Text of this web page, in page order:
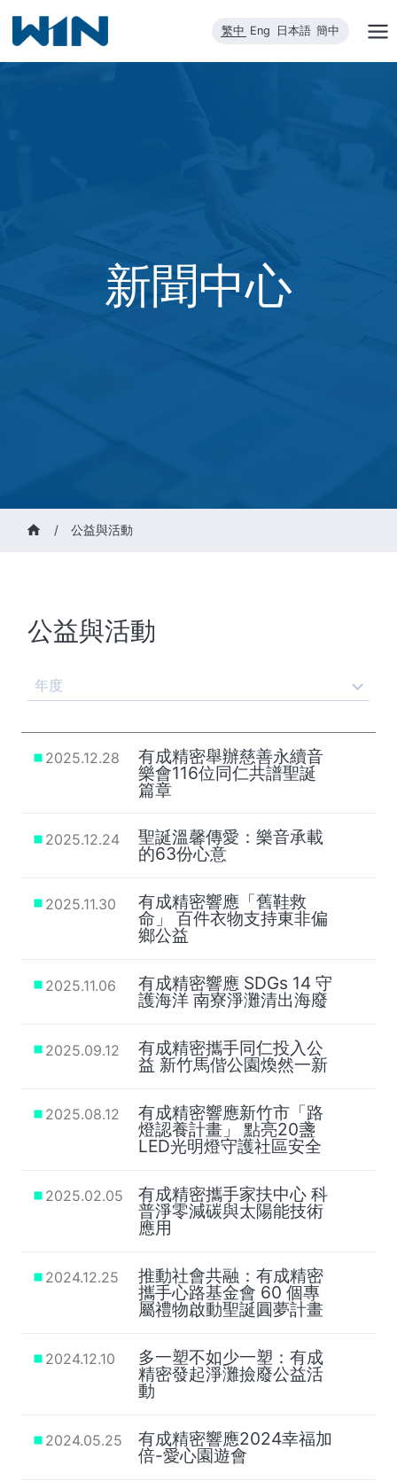
內
繁中 Eng 日本語 簡中
新聞中心
/ 公益與活動
公益與活動
年度
2025.12.28 有成精密舉辦慈善永續音
樂會116位同仁共譜聖誕
篇章
2025.12.24 聖誕溫馨傳愛：樂音承載
的63份心意
2025.11.30 有成精密響應「舊鞋救
命」 百件衣物支持東非偏
鄉公益
2025.11.06 有成精密響應 SDGs 14 守
護海洋 南寮淨灘清出海廢
2025.09.12 有成精密攜手同仁投入公
益 新竹馬偕公園煥然一新
2025.08.12 有成精密響應新竹市「路
燈認養計畫」 點亮20盞
LED光明燈守護社區安全
2025.02.05 有成精密攜手家扶中心 科
普淨零減碳與太陽能技術
應用
2024.12.25 推動社會共融：有成精密
攜手心路基金會 60 個專
屬禮物啟動聖誕圓夢計畫
2024.12.10 多一塑不如少一塑：有成
精密發起淨灘撿廢公益活
動
2024.05.25 有成精密響應2024幸福加
倍-愛心園遊會